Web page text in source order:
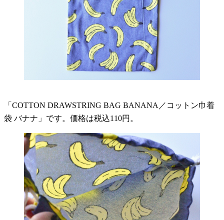
「COTTON DRAWSTRING BAG BANANA／コットン巾着
袋 バナナ」です。価格は税込110円。